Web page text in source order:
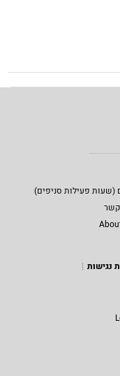
(שעות פעילות סניפים)
קשר
נגישות